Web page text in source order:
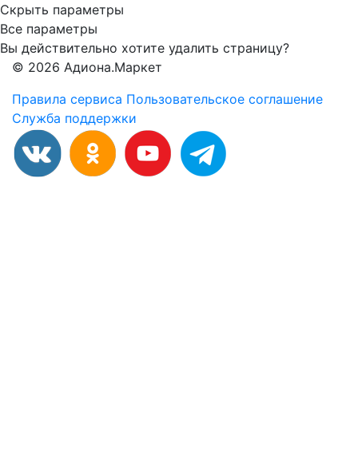
Скрыть параметры
Все параметры
Вы действительно хотите удалить страницу?
© 2026 Адиона.Маркет
Правила сервиса Пользовательское соглашение
Служба поддержки